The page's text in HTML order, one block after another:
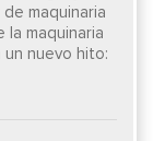
maquinaria
maquinaria
un nuevo hito: